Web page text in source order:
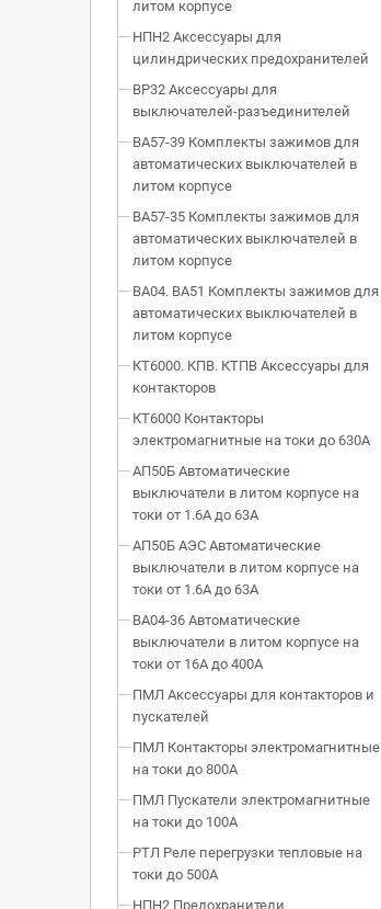
литом корпусе
НПН2 Аксессуары для
цилиндрических предохранителей
ВР32 Аксессуары для
выключателей-разъединителей
ВА57-39 Комплекты зажимов для
автоматических выключателей в
литом корпусе
ВА57-35 Комплекты зажимов для
автоматических выключателей в
литом корпусе
ВА04. ВА51 Комплекты зажимов для
автоматических выключателей в
литом корпусе
КТ6000. КПВ. КТПВ Аксессуары для
контакторов
КТ6000 Контакторы
электромагнитные на токи до 630А
АП50Б Автоматические
выключатели в литом корпусе на
токи от 1.6А до 63А
АП50Б АЭС Автоматические
выключатели в литом корпусе на
токи от 1.6А до 63А
ВА04-36 Автоматические
выключатели в литом корпусе на
токи от 16А до 400А
ПМЛ Аксессуары для контакторов и
пускателей
ПМЛ Контакторы электромагнитные
на токи до 800А
ПМЛ Пускатели электромагнитные
на токи до 100А
РТЛ Реле перегрузки тепловые на
токи до 500А
НПН2 Предохранители